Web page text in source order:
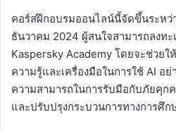
คอร์สฝึกอบรมออนไลน์นี้จัดขึ้นระหว่
ธันวาคม 2024 ผู้สนใจสามารถลงท
Kaspersky Academy โดยจะช่วย
ความรู้และเครื่องมือในการใช้ AI อ
ความสามารถในการรับมือกับภัยคุก
และปรับปรุงกระบวนการทางการศึก